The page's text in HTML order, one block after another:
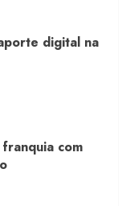
digital na
com